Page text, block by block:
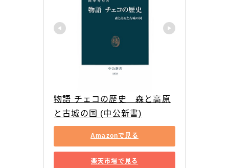
物語 チェコの歴史　森と高原
と古城の国 (中公新書)
Amazonで見る
楽天市場で見る